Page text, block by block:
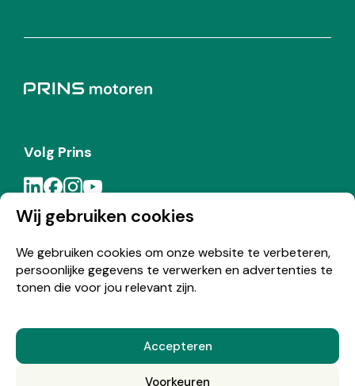
Wij gebruiken cookies
We gebruiken cookies om onze website te verbeteren,
persoonlijke gegevens te verwerken en advertenties te
tonen die voor jou relevant zijn.
Accepteren
Voorkeuren
Volg Prins
Meld je aan voor de Prins nieuwsbrief
© Copyright 2026 Prins